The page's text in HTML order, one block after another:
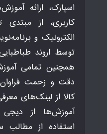
اسپارک، ارائه
کاربری، از مبتدی
الکترونیک و
توسط اروند
همچنین تمامی
دقت و زحمت
کالا از لینک‌های
آموزش‌ها از
استفاده از